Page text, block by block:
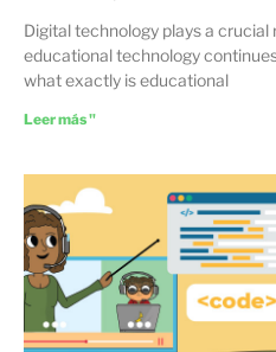
Digital technology plays a
educational technology
what exactly is educational
Leer más "